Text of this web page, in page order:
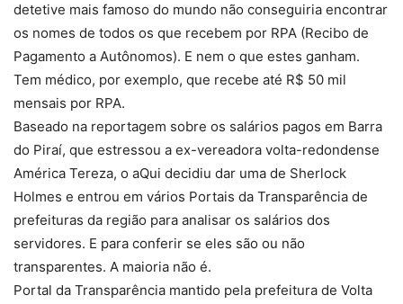
detetive mais famoso do mundo não conseguiria encontrar
os nomes de todos os que recebem por RPA (Recibo de
Pagamento a Autônomos). E nem o que estes ganham.
Tem médico, por exemplo, que recebe até R$ 50 mil
mensais por RPA.
Baseado na reportagem sobre os salários pagos em Barra
do Piraí, que estressou a ex-vereadora volta-redondense
América Tereza, o aQui decidiu dar uma de Sherlock
Holmes e entrou em vários Portais da Transparência de
prefeituras da região para analisar os salários dos
servidores. E para conferir se eles são ou não
transparentes. A maioria não é.
Portal da Transparência mantido pela prefeitura de Volta